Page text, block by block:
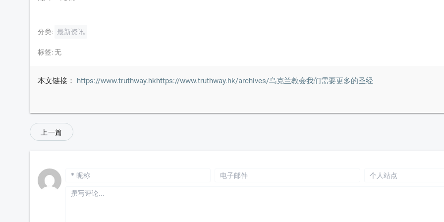
分类: 最新资讯
标签:无
本文链接： https://www.truthway.hkhttps://www.truthway.hk/archives/乌克兰教会我们需要更多的圣经
上一篇